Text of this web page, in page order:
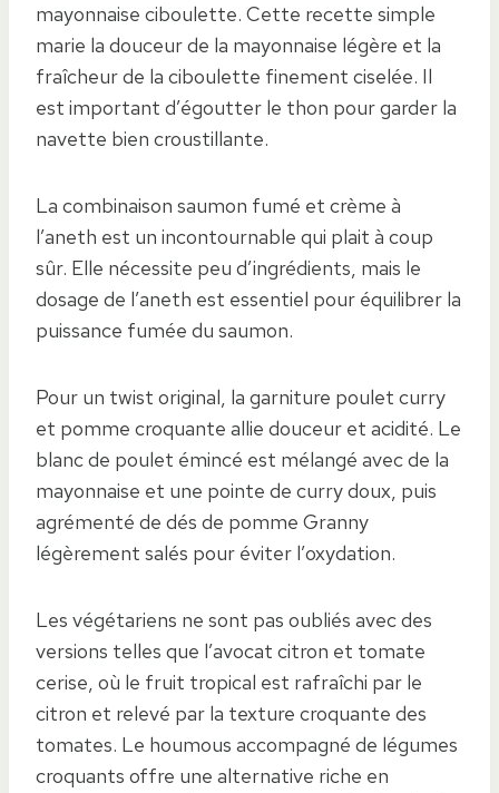
mayonnaise ciboulette. Cette recette simple
marie la douceur de la mayonnaise légère et la
fraîcheur de la ciboulette finement ciselée. Il
est important d’égoutter le thon pour garder la
navette bien croustillante.
La combinaison saumon fumé et crème à
l’aneth est un incontournable qui plait à coup
sûr. Elle nécessite peu d’ingrédients, mais le
dosage de l’aneth est essentiel pour équilibrer la
puissance fumée du saumon.
Pour un twist original, la garniture poulet curry
et pomme croquante allie douceur et acidité. Le
blanc de poulet émincé est mélangé avec de la
mayonnaise et une pointe de curry doux, puis
agrémenté de dés de pomme Granny
légèrement salés pour éviter l’oxydation.
Les végétariens ne sont pas oubliés avec des
versions telles que l’avocat citron et tomate
cerise, où le fruit tropical est rafraîchi par le
citron et relevé par la texture croquante des
tomates. Le houmous accompagné de légumes
croquants offre une alternative riche en